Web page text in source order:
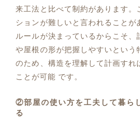
来工法と比べて制約があります。
ションが難しいと言われることが
ルールが決まっているからこそ、
や屋根の形が把握しやすいという
のため、構造を理解して計画すれ
ことが可能 です。
②部屋の使い方を工夫して暮ら
る